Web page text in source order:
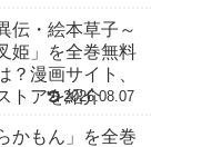
伝・絵本草子～
姫」を全巻無料
？漫画サイト、
トアを紹介2026.08.07
かもん」を全巻